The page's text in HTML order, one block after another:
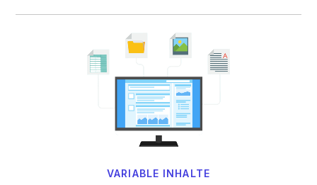
VARIABLE INHALTE